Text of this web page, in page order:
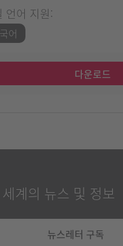
언어 지원:
어
다운로드
세계의 뉴스 및 정보
뉴스레터 구독